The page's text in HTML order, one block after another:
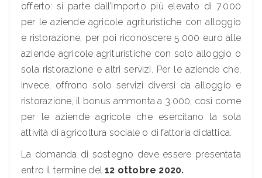
offerto: si parte dall’importo più elevato di 7.000
per le aziende agricole agrituristiche con alloggio
e ristorazione, per poi riconoscere 5.000 euro alle
aziende agricole agrituristiche con solo alloggio o
sola ristorazione e altri servizi. Per le aziende che,
invece, offrono solo servizi diversi da alloggio e
ristorazione, il bonus ammonta a 3.000, così come
per le aziende agricole che esercitano la sola
attività di agricoltura sociale o di fattoria didattica.
La domanda di sostegno deve essere presentata
entro il termine del 12 ottobre 2020.